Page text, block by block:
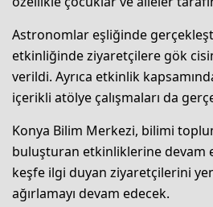
Astronomlar eşliğinde
etkinliğinde ziyaretçilere gök
verildi. Ayrıca etkinlik
içerikli atölye çalışmaları da
Konya Bilim Merkezi, bilimi
buluşturan etkinliklerine devam
keşfe ilgi duyan ziyaretçilerini
ağırlamayı devam edecek.